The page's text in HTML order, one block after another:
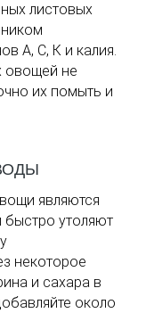
листовых
А, С, К и калия.
овощей не
их помыть и
являются
быстро утоляют
некоторое
и сахара в
около